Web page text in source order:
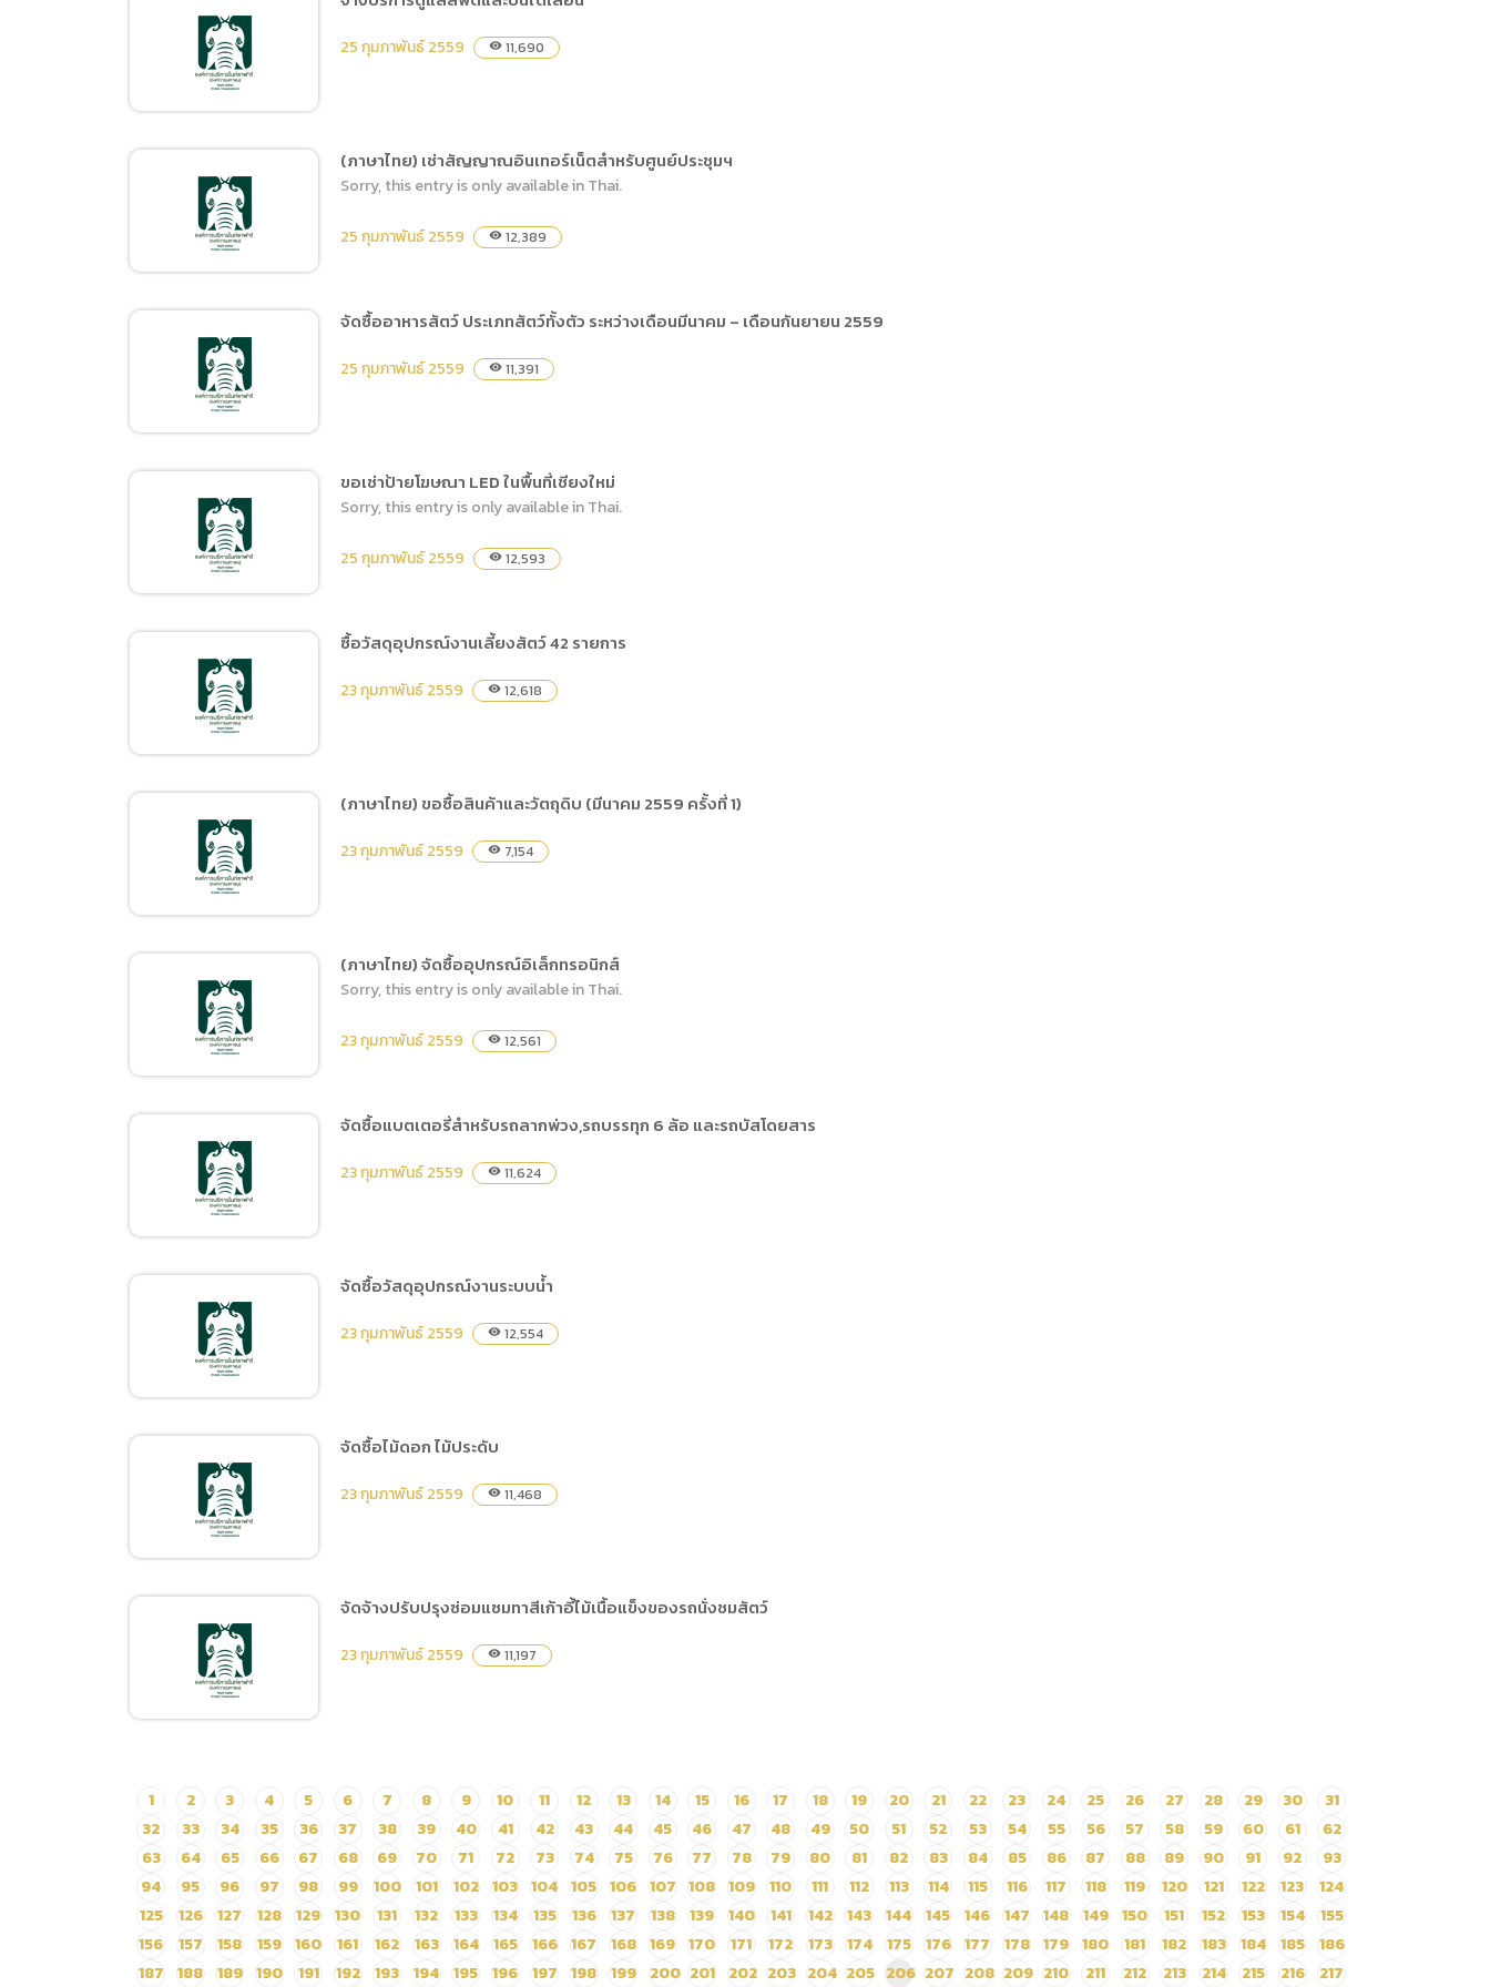
(ภาษาไทย) การเปิดเผยข้อมูลสาธารณะขององค์กร พ.ศ. 2569
Data utilization (Open Data)
จ้างบริการดูแลระบบกล้อง
จ้างบริการดูแลลิฟต์และ
บันไดเลื่อน
25 กุมภาพันธ์ 2559 visibility 11,690
(ภาษาไทย) เช่าสัญญาณ
อินเทอร์เน็ตสำหรับศูนย์ประ
(ภาษาไทย) เช่าสัญญาณอินเทอร์เน็ตสำหรับศูนย์ประชุมฯ
Sorry, this entry is only available in Thai.
25 กุมภาพันธ์ 2559 visibility 12,389
จัดซื้ออาหารสัตว์ ประเภท
สัตว์ทั้งตัว ระหว่างเดือน
มีนาคม – เดือนกันยายน
2559
จัดซื้ออาหารสัตว์ ประเภทสัตว์ทั้งตัว ระหว่างเดือนมีนาคม – เดือนกันยายน 2559
25 กุมภาพันธ์ 2559 visibility 11,391
ขอเช่าป้ายโฆษณา LED ใน
พื้นที่เชียงใหม่
ขอเช่าป้ายโฆษณา LED ในพื้นที่เชียงใหม่
Sorry, this entry is only available in Thai.
25 กุมภาพันธ์ 2559 visibility 12,593
ซื้อวัสดุอุปกรณ์งานเลี้ยง
สัตว์ 42 รายการ
ซื้อวัสดุอุปกรณ์งานเลี้ยงสัตว์ 42 รายการ
23 กุมภาพันธ์ 2559 visibility 12,618
(ภาษาไทย) ขอซื้อสินค้าและ
วัตถุดิบ (มีนาคม 2559 ครั้งที่
(ภาษาไทย) ขอซื้อสินค้าและวัตถุดิบ (มีนาคม 2559 ครั้งที่ 1)
23 กุมภาพันธ์ 2559 visibility 7,154
(ภาษาไทย) จัดซื้ออุปกรณ์
อิเล็กทรอนิกส์
(ภาษาไทย) จัดซื้ออุปกรณ์อิเล็กทรอนิกส์
Sorry, this entry is only available in Thai.
23 กุมภาพันธ์ 2559 visibility 12,561
จัดซื้อแบตเตอรี่สำหรับรถ
ลากพ่วง,รถบรรทุก 6 ล้อ
และรถบัสโดยสาร
จัดซื้อแบตเตอรี่สำหรับรถลากพ่วง,รถบรรทุก 6 ล้อ และรถบัสโดยสาร
23 กุมภาพันธ์ 2559 visibility 11,624
จัดซื้อวัสดุอุปกรณ์งานระบบ
จัดซื้อวัสดุอุปกรณ์งานระบบน้ำ
23 กุมภาพันธ์ 2559 visibility 12,554
จัดซื้อไม้ดอก ไม้ประดับ
จัดซื้อไม้ดอก ไม้ประดับ
23 กุมภาพันธ์ 2559 visibility 11,468
จัดจ้างปรับปรุงซ่อมแซมทาสี
เก้าอี้ไม้เนื้อแข็งของรถนั่งชม
สัตว์
จัดจ้างปรับปรุงซ่อมแซมทาสีเก้าอี้ไม้เนื้อแข็งของรถนั่งชมสัตว์
23 กุมภาพันธ์ 2559 visibility 11,197
1 2 3 4 5 6 7 8 9 10 11 12 13 14 15 16 17 18 19 20 21 22 23 24 25 26 27 28 29 30
31
32
33 34 35 36 37 38 39 40 41 42 43 44 45 46 47 48 49 50 51 52 53 54 55 56 57 58 59 60 61
62
63
64 65 66 67 68 69 70 71 72 73 74 75 76 77 78 79 80 81 82 83 84 85 86 87 88 89 90 91 92
93
94
95 96 97 98 99 100 101 102 103 104 105 106 107 108 109 110 111 112 113 114 115 116 117 118 119 120 121 122 123
124
125
126 127 128 129 130 131 132 133 134 135 136 137 138 139 140 141 142 143 144 145 146 147 148 149 150 151 152 153 154
155
156
157 158 159 160 161 162 163 164 165 166 167 168 169 170 171 172 173 174 175 176 177 178 179 180 181 182 183 184 185
186
187
188 189 190 191 192 193 194 195 196 197 198 199 200 201 202 203 204 205 206 207 208 209 210 211 212 213 214 215 216 217